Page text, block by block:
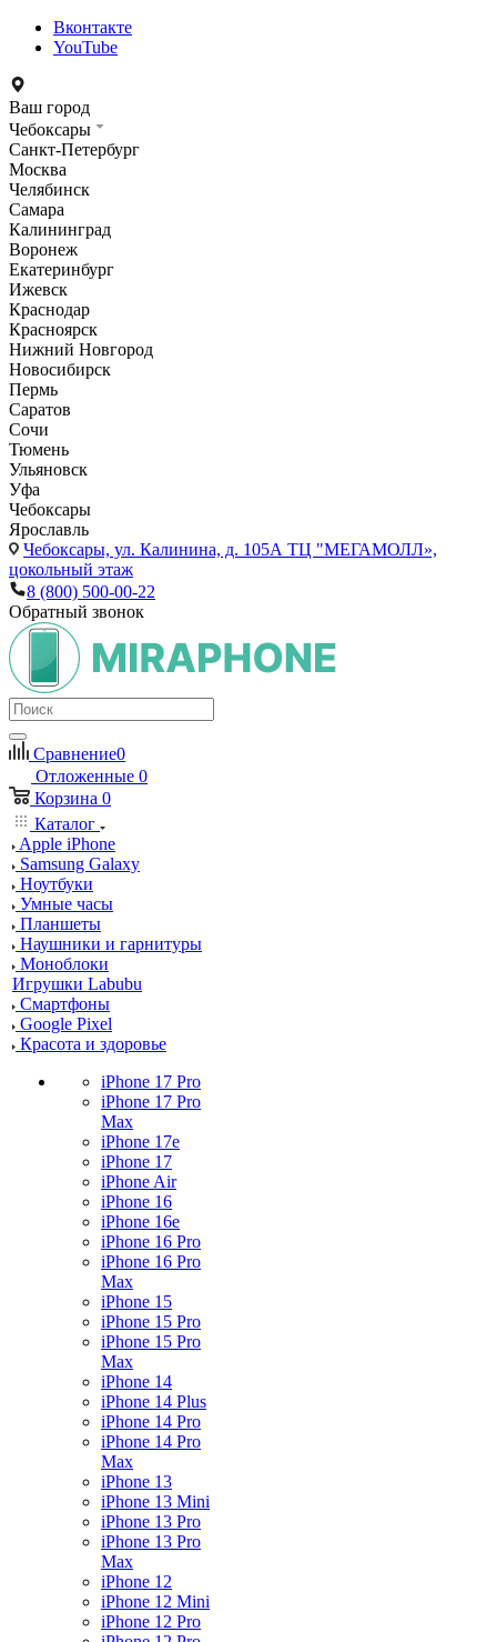
Вконтакте
YouTube
Ваш город
Чебоксары
Санкт-Петербург
Москва
Челябинск
Самара
Калининград
Воронеж
Екатеринбург
Ижевск
Краснодар
Красноярск
Нижний Новгород
Новосибирск
Пермь
Саратов
Сочи
Тюмень
Ульяновск
Уфа
Чебоксары
Ярославль
Чебоксары, ул. Калинина, д. 105А ТЦ "МЕГАМОЛЛ»,
цокольный этаж
8 (800) 500-00-22
Обратный звонок
Сравнение0
Отложенные 0
Корзина 0
Каталог
Apple iPhone
Samsung Galaxy
Ноутбуки
Умные часы
Планшеты
Наушники и гарнитуры
Моноблоки
Игрушки Labubu
Смартфоны
Google Pixel
Красота и здоровье
iPhone 17 Pro
iPhone 17 Pro
Max
iPhone 17e
iPhone 17
iPhone Air
iPhone 16
iPhone 16e
iPhone 16 Pro
iPhone 16 Pro
Max
iPhone 15
iPhone 15 Pro
iPhone 15 Pro
Max
iPhone 14
iPhone 14 Plus
iPhone 14 Pro
iPhone 14 Pro
Max
iPhone 13
iPhone 13 Mini
iPhone 13 Pro
iPhone 13 Pro
Max
iPhone 12
iPhone 12 Mini
iPhone 12 Pro